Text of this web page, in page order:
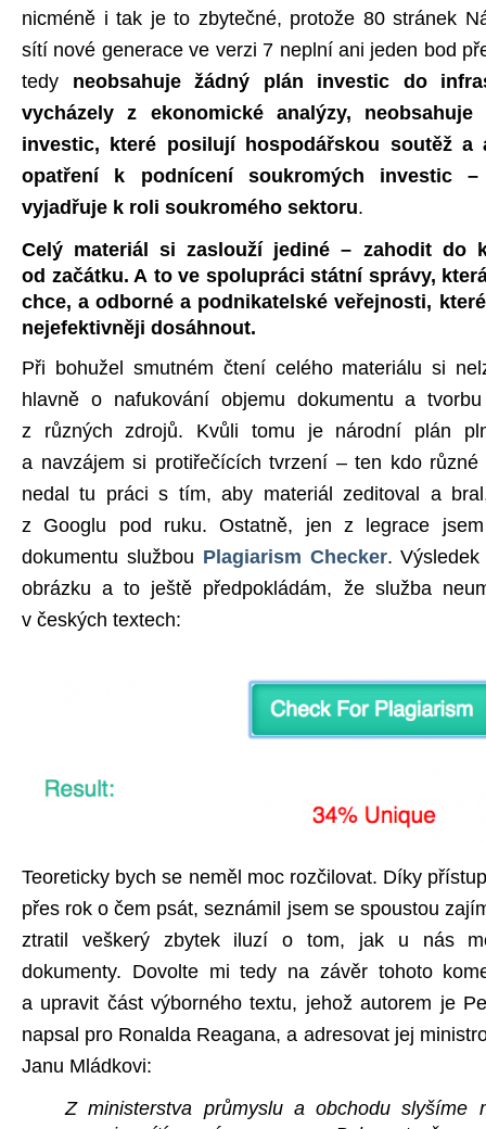
nicméně i tak je to zbytečné, protože 80 stránek
sítí nové generace ve verzi 7 neplní ani jeden bod
tedy neobsahuje žádný plán investic do
vycházely z ekonomické analýzy, neobsahuje
investic, které posilují hospodářskou soutěž a
opatření k podnícení soukromých investic
vyjadřuje k roli soukromého sektoru.
Celý materiál si zaslouží jediné – zahodit do
od začátku. A to ve spolupráci státní správy,
chce, a odborné a podnikatelské veřejnosti,
nejefektivněji dosáhnout.
Při bohužel smutném čtení celého materiálu si
hlavně o nafukování objemu dokumentu a
z různých zdrojů. Kvůli tomu je národní plán
a navzájem si protiřečících tvrzení – ten kdo
nedal tu práci s tím, aby materiál zeditoval a
z Googlu pod ruku. Ostatně, jen z legrace
dokumentu službou Plagiarism Checker.
obrázku a to ještě předpokládám, že služba
v českých textech:
Teoreticky bych se neměl moc rozčilovat. Díky
přes rok o čem psát, seznámil jsem se spoustou
ztratil veškerý zbytek iluzí o tom, jak u nás
dokumenty. Dovolte mi tedy na závěr tohoto
a upravit část výborného textu, jehož autorem je
napsal pro Ronalda Reagana, a adresovat jej
Janu Mládkovi:
Z ministerstva průmyslu a obchodu slyšíme